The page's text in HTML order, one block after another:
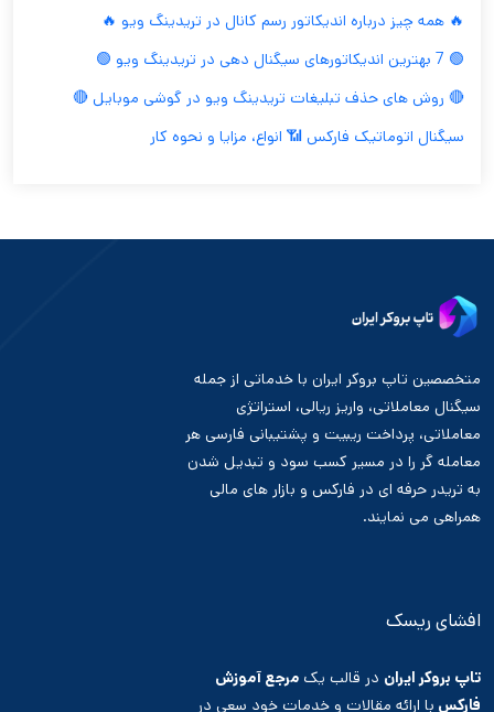
🔥 همه چیز درباره اندیکاتور رسم کانال در تریدینگ ویو 🔥
🟢 7 بهترین اندیکاتورهای سیگنال دهی در تریدینگ ویو 🟢
🔴 روش های حذف تبلیغات تریدینگ ویو در گوشی موبایل 🔴
سیگنال اتوماتیک فارکس 📶 انواع، مزایا و نحوه کار
متخصصین تاپ بروکر ایران با خدماتی از جمله
سیگنال معاملاتی، واریز ریالی، استراتژی
معاملاتی، پرداخت ریبیت و پشتیبانی فارسی هر
معامله گر را در مسیر کسب سود و تبدیل شدن
به تریدر حرفه ای در فارکس و بازار های مالی
همراهی می نمایند.
افشای ریسک
تاپ بروکر ایران در قالب یک مرجع آموزش
فارکس با ارائه مقالات و خدمات خود سعی در